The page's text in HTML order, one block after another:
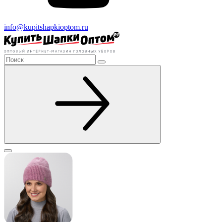
info@kupitshapkioptom.ru